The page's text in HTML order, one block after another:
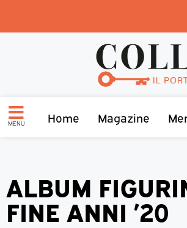
MENU Home Magazine
ALBUM
FINE ANNI ’20